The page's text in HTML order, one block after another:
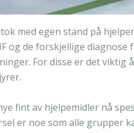
med egen stand på
og de forskjellige
For disse er det
fint av hjelpemidler nå
er noe som alle grupper